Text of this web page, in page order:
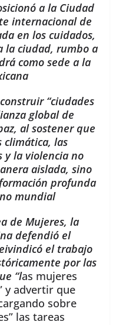
a la Ciudad
internacional de
en los cuidados,
la ciudad, rumbo a
como sede a la
“ciudades
global de
al sostener que
climática, las
y la violencia no
aislada, sino
profunda
mundial
de Mujeres, la
defendió el
el trabajo
por las
“las mujeres
y advertir que
sobre
las tareas